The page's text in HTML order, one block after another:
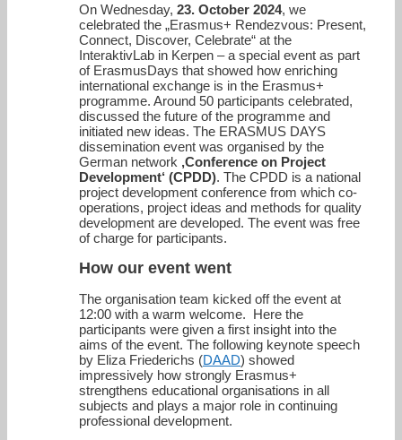
On Wednesday, 23. October 2024, we
celebrated the „Erasmus+ Rendezvous: Present,
Connect, Discover, Celebrate“ at the
InteraktivLab in Kerpen – a special event as part
of ErasmusDays that showed how enriching
international exchange is in the Erasmus+
programme. Around 50 participants celebrated,
discussed the future of the programme and
initiated new ideas. The ERASMUS DAYS
dissemination event was organised by the
German network ‚Conference on Project
Development‘ (CPDD). The CPDD is a national
project development conference from which co-
operations, project ideas and methods for quality
development are developed. The event was free
of charge for participants.
How our event went
The organisation team kicked off the event at
12:00 with a warm welcome. Here the
participants were given a first insight into the
aims of the event. The following keynote speech
by Eliza Friederichs (DAAD) showed
impressively how strongly Erasmus+
strengthens educational organisations in all
subjects and plays a major role in continuing
professional development.